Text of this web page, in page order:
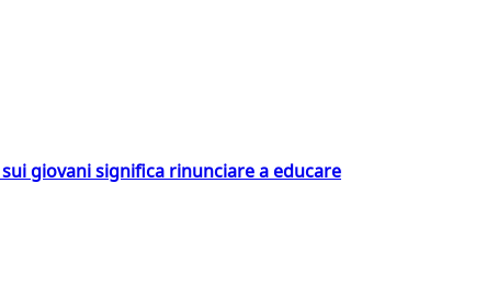
giovani significa rinunciare a educare